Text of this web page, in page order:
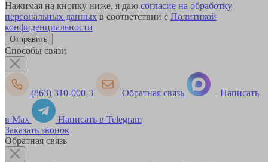
Нажимая на кнопку ниже, я даю согласие на обработку
персональных данных в соответствии с Политикой
конфиденциальности
Способы связи
(863) 310-000-3 Обратная связь Написать
в Max
Написать в Telegram
Заказать звонок
Обратная связь